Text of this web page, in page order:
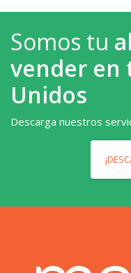
Somos tu
vender en
Unidos
Descarga nuestros